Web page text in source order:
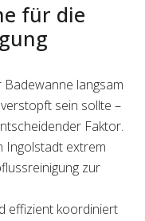
für die
Badewanne langsam
sein sollte –
Faktor.
Ingolstadt extrem
zur
effizient koordiniert